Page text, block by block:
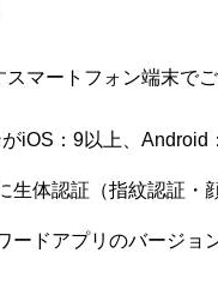
マートフォン端末で
iOS：9以上、Android
生体認証（指紋認証・
ードアプリのバージョ